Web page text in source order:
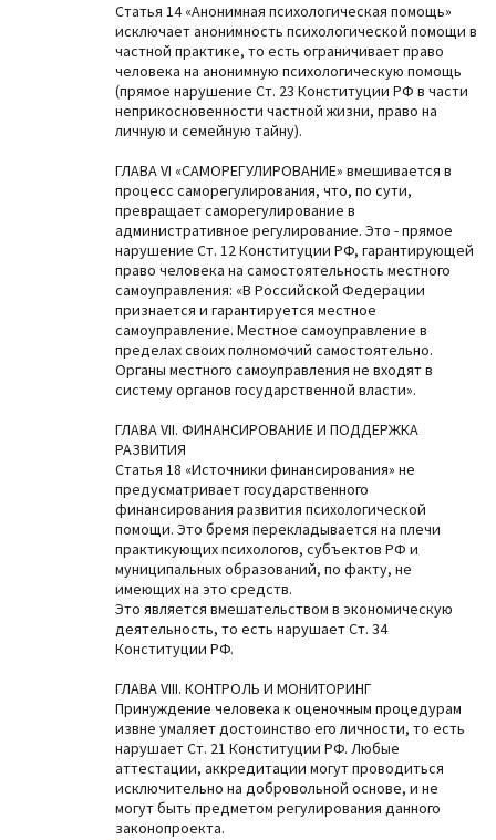
Статья 14 «Анонимная психологическая помощь»
исключает анонимность психологической помощи в
частной практике, то есть ограничивает право
человека на анонимную психологическую помощь
(прямое нарушение Ст. 23 Конституции РФ в части
неприкосновенности частной жизни, право на
личную и семейную тайну).
ГЛАВА VI «САМОРЕГУЛИРОВАНИЕ» вмешивается в
процесс саморегулирования, что, по сути,
превращает саморегулирование в
административное регулирование. Это - прямое
нарушение Ст. 12 Конституции РФ, гарантирующей
право человека на самостоятельность местного
самоуправления: «В Российской Федерации
признается и гарантируется местное
самоуправление. Местное самоуправление в
пределах своих полномочий самостоятельно.
Органы местного самоуправления не входят в
систему органов государственной власти».
ГЛАВА VII. ФИНАНСИРОВАНИЕ И ПОДДЕРЖКА
РАЗВИТИЯ
Статья 18 «Источники финансирования» не
предусматривает государственного
финансирования развития психологической
помощи. Это бремя перекладывается на плечи
практикующих психологов, субъектов РФ и
муниципальных образований, по факту, не
имеющих на это средств.
Это является вмешательством в экономическую
деятельность, то есть нарушает Ст. 34
Конституции РФ.
ГЛАВА VIII. КОНТРОЛЬ И МОНИТОРИНГ
Принуждение человека к оценочным процедурам
извне умаляет достоинство его личности, то есть
нарушает Ст. 21 Конституции РФ. Любые
аттестации, аккредитации могут проводиться
исключительно на добровольной основе, и не
могут быть предметом регулирования данного
законопроекта.